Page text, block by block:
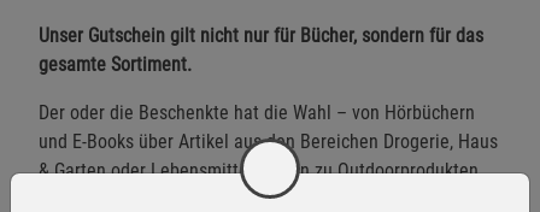
Unser Gutschein gilt nicht nur für Bücher, sondern für das
gesamte Sortiment.
Der oder die Beschenkte hat die Wahl – von Hörbüchern
und E-Books über Artikel aus den Bereichen Drogerie, Haus
& Garten oder Lebensmittel bis hin zu Outdoorprodukten
und Medien. Ein ganz persönliches Präsent, das Freude